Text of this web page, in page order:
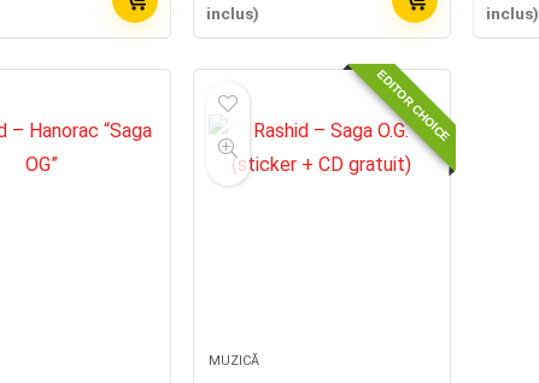
inclus)
inclus)
EDITOR CHOICE
MUZICĂ